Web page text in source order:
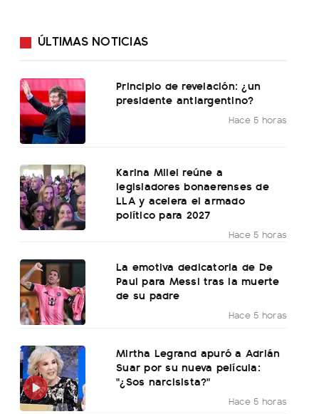
ÚLTIMAS NOTICIAS
Principio de revelación: ¿un
presidente antiargentino?
Hace 5 horas
Karina Milei reúne a
legisladores bonaerenses de
LLA y acelera el armado
político para 2027
Hace 5 horas
La emotiva dedicatoria de De
Paul para Messi tras la muerte
de su padre
Hace 5 horas
Mirtha Legrand apuró a Adrián
Suar por su nueva película:
"¿Sos narcisista?"
Hace 5 horas